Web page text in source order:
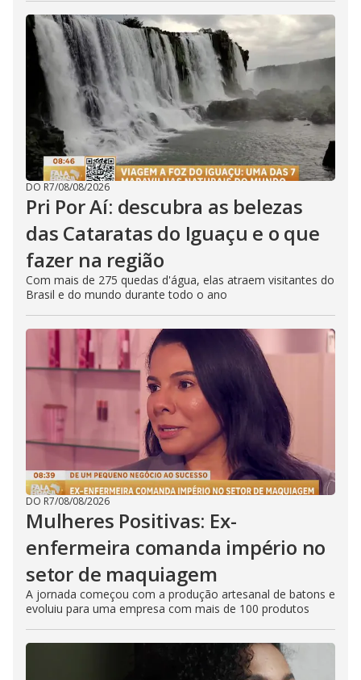
DO R7/08/08/2026
Pri Por Aí: descubra as belezas
das Cataratas do Iguaçu e o que
fazer na região
Com mais de 275 quedas d'água, elas atraem visitantes do
Brasil e do mundo durante todo o ano
DO R7/08/08/2026
Mulheres Positivas: Ex-
enfermeira comanda império no
setor de maquiagem
A jornada começou com a produção artesanal de batons e
evoluiu para uma empresa com mais de 100 produtos